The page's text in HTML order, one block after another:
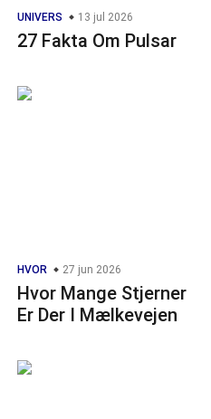
UNIVERS 13 jul 2026
27 Fakta Om Pulsar
HVOR 27 jun 2026
Hvor Mange Stjerner
Er Der I Mælkevejen